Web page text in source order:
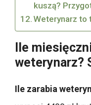
kuszą?
Weterynarz to
Ile
weterynarz?
Ile zarabia